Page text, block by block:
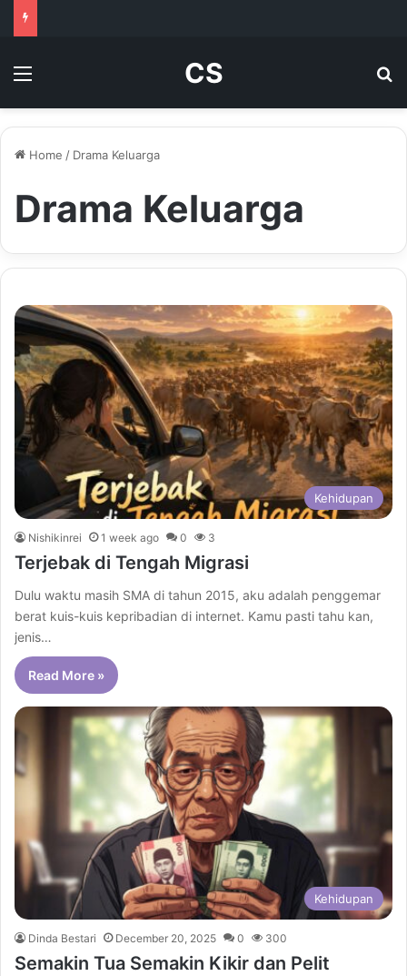
Menu CS
Home / Drama Keluarga
Drama Keluarga
Kehidupan
Nishikinrei 1 week ago 0 3
Terjebak di Tengah Migrasi
Dulu waktu masih SMA di tahun 2015, aku adalah penggemar
berat kuis-kuis kepribadian di internet. Kamu pasti tahu kan,
jenis…
Read More »
Kehidupan
Dinda Bestari December 20, 2025 0 300
Semakin Tua Semakin Kikir dan Pelit